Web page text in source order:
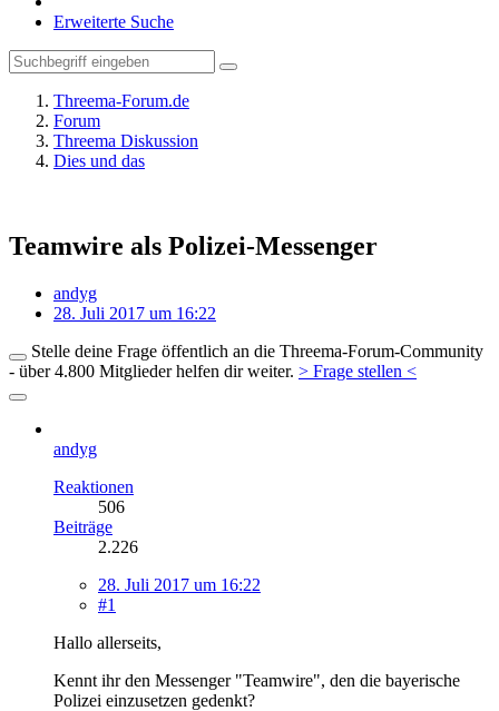
Erweiterte Suche
Threema-Forum.de
Forum
Threema Diskussion
Dies und das
Teamwire als Polizei-Messenger
andyg
28. Juli 2017 um 16:22
Stelle deine Frage öffentlich an die Threema-Forum-Community
- über 4.800 Mitglieder helfen dir weiter. > Frage stellen <
andyg
Reaktionen
506
Beiträge
2.226
28. Juli 2017 um 16:22
#1
Hallo allerseits,
Kennt ihr den Messenger "Teamwire", den die bayerische
Polizei einzusetzen gedenkt?